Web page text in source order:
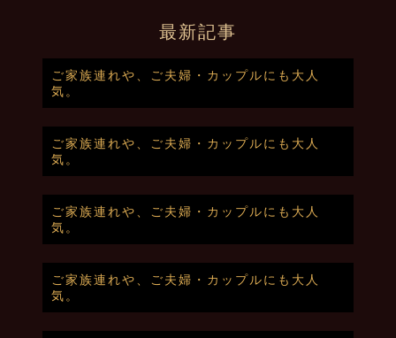
最新記事
ご家族連れや、ご夫婦・カップルにも大人
気。
ご家族連れや、ご夫婦・カップルにも大人
気。
ご家族連れや、ご夫婦・カップルにも大人
気。
ご家族連れや、ご夫婦・カップルにも大人
気。